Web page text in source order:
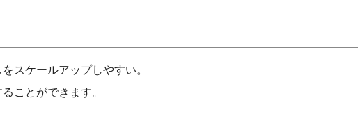
スケールアップしやすい。
ことができます。